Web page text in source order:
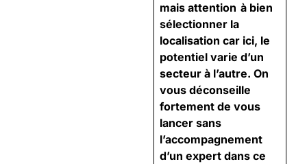
mais attention à bien
sélectionner la
localisation car ici, le
potentiel varie d’un
secteur à l’autre. On
vous déconseille
fortement de vous
lancer sans
l’accompagnement
d’un expert dans ce